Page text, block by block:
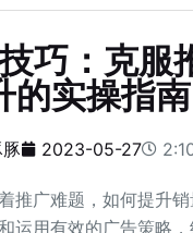
巧：克服
的实操指南
2023-05-27
推广难题，如何提升
运用有效的广告策略，